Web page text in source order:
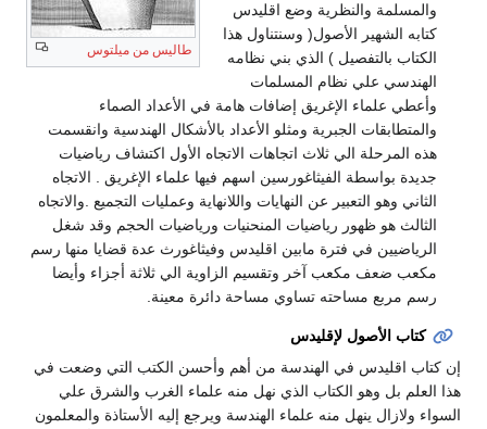
طاليس من ميلتوس
والمسلمة والنظرية وضع اقليدس
كتابه الشهير الأصول( وسنتناول هذا
الكتاب بالتفصيل ) الذي بني نظامه
الهندسي علي نظام المسلمات
وأعطي علماء الإغريق إضافات هامة في الأعداد الصماء
والمتطابقات الجبرية ومثلو الأعداد بالأشكال الهندسية وانقسمت
هذه المرحلة الي ثلاث اتجاهات الاتجاه الأول اكتشاف رياضيات
جديدة بواسطة الفيثاغورسين اسهم فيها علماء الإغريق . الاتجاه
الثاني وهو التعبير عن النهايات واللانهاية وعمليات التجميع .والاتجاه
الثالث هو ظهور رياضيات المنحنيات ورياضيات الحجم وقد شغل
الرياضيين في فترة مابين اقليدس وفيثاغورث عدة قضايا منها رسم
مكعب ضعف مكعب آخر وتقسيم الزاوية الي ثلاثة أجزاء وأيضا
رسم مربع مساحته تساوي مساحة دائرة معينة.
كتاب الأصول لإقليدس
إن كتاب اقليدس في الهندسة من أهم وأحسن الكتب التي وضعت في
هذا العلم بل وهو الكتاب الذي نهل منه علماء الغرب والشرق علي
السواء ولازال ينهل منه علماء الهندسة ويرجع إليه الأستاذة والمعلمون